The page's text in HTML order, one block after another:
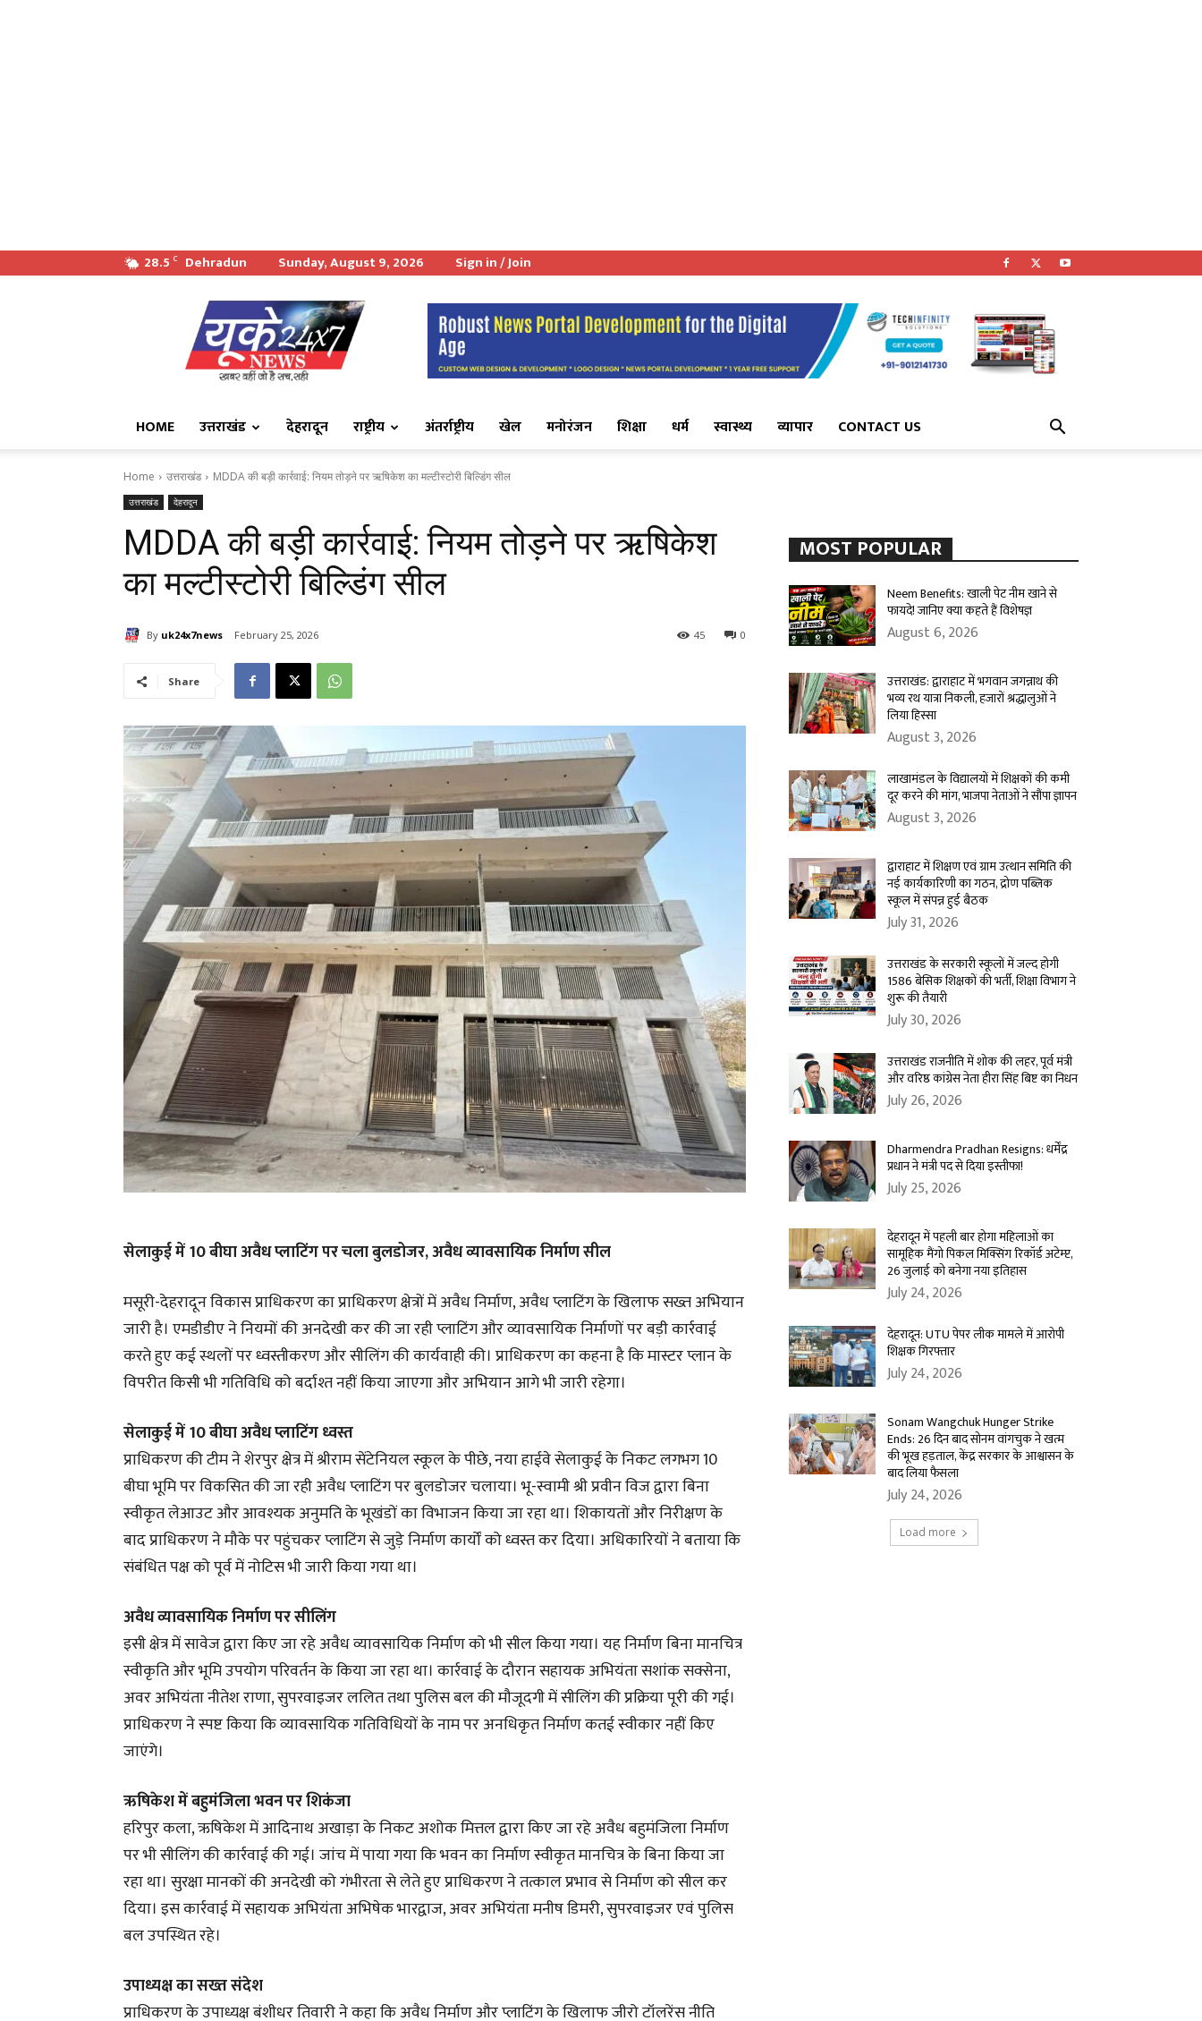
28.5 C Dehradun Sunday, August 9, 2026 Sign in / Join
खबर
वही
जो
सच
HOME उत्तराखंड देहरादून राष्ट्रीय अंतर्राष्ट्रीय खेल मनोरंजन शिक्षा धर्म स्वास्थ्य व्यापार CONTACT US
Home उत्तराखंड MDDA की बड़ी कार्रवाई: नियम तोड़ने पर ऋषिकेश का मल्टीस्टोरी बिल्डिंग सील
उत्तराखंड देहरादून
MDDA की बड़ी कार्रवाई: नियम तोड़ने पर ऋषिकेश
का मल्टीस्टोरी बिल्डिंग सील
By uk24x7news February 25, 2026 0
45
Share
सेलाकुई में 10 बीघा अवैध प्लाटिंग पर चला बुलडोजर, अवैध व्यावसायिक निर्माण सील
मसूरी-देहरादून विकास प्राधिकरण का प्राधिकरण क्षेत्रों में अवैध निर्माण, अवैध प्लाटिंग के खिलाफ सख्त अभियान
जारी है। एमडीडीए ने नियमों की अनदेखी कर की जा रही प्लाटिंग और व्यावसायिक निर्माणों पर बड़ी कार्रवाई
करते हुए कई स्थलों पर ध्वस्तीकरण और सीलिंग की कार्यवाही की। प्राधिकरण का कहना है कि मास्टर प्लान के
विपरीत किसी भी गतिविधि को बर्दाश्त नहीं किया जाएगा और अभियान आगे भी जारी रहेगा।
सेलाकुई में 10 बीघा अवैध प्लाटिंग ध्वस्त
प्राधिकरण की टीम ने शेरपुर क्षेत्र में श्रीराम सेंटेनियल स्कूल के पीछे, नया हाईवे सेलाकुई के निकट लगभग 10
बीघा भूमि पर विकसित की जा रही अवैध प्लाटिंग पर बुलडोजर चलाया। भू-स्वामी श्री प्रवीन विज द्वारा बिना
स्वीकृत लेआउट और आवश्यक अनुमति के भूखंडों का विभाजन किया जा रहा था। शिकायतों और निरीक्षण के
बाद प्राधिकरण ने मौके पर पहुंचकर प्लाटिंग से जुड़े निर्माण कार्यों को ध्वस्त कर दिया। अधिकारियों ने बताया कि
संबंधित पक्ष को पूर्व में नोटिस भी जारी किया गया था।
अवैध व्यावसायिक निर्माण पर सीलिंग
इसी क्षेत्र में सावेज द्वारा किए जा रहे अवैध व्यावसायिक निर्माण को भी सील किया गया। यह निर्माण बिना मानचित्र
स्वीकृति और भूमि उपयोग परिवर्तन के किया जा रहा था। कार्रवाई के दौरान सहायक अभियंता सशांक सक्सेना,
अवर अभियंता नीतेश राणा, सुपरवाइजर ललित तथा पुलिस बल की मौजूदगी में सीलिंग की प्रक्रिया पूरी की गई।
प्राधिकरण ने स्पष्ट किया कि व्यावसायिक गतिविधियों के नाम पर अनधिकृत निर्माण कतई स्वीकार नहीं किए
जाएंगे।
ऋषिकेश में बहुमंजिला भवन पर शिकंजा
हरिपुर कला, ऋषिकेश में आदिनाथ अखाड़ा के निकट अशोक मित्तल द्वारा किए जा रहे अवैध बहुमंजिला निर्माण
पर भी सीलिंग की कार्रवाई की गई। जांच में पाया गया कि भवन का निर्माण स्वीकृत मानचित्र के बिना किया जा
रहा था। सुरक्षा मानकों की अनदेखी को गंभीरता से लेते हुए प्राधिकरण ने तत्काल प्रभाव से निर्माण को सील कर
दिया। इस कार्रवाई में सहायक अभियंता अभिषेक भारद्वाज, अवर अभियंता मनीष डिमरी, सुपरवाइजर एवं पुलिस
बल उपस्थित रहे।
उपाध्यक्ष का सख्त संदेश
प्राधिकरण के उपाध्यक्ष बंशीधर तिवारी ने कहा कि अवैध निर्माण और प्लाटिंग के खिलाफ जीरो टॉलरेंस नीति
MOST POPULAR
Neem Benefits: खाली पेट नीम खाने से
फायदे! जानिए क्या कहते हैं विशेषज्ञ
August 6, 2026
उत्तराखंड: द्वाराहाट में भगवान जगन्नाथ की
भव्य रथ यात्रा निकली, हजारों श्रद्धालुओं ने
लिया हिस्सा
August 3, 2026
लाखामंडल के विद्यालयों में शिक्षकों की कमी
दूर करने की मांग, भाजपा नेताओं ने सौंपा ज्ञापन
August 3, 2026
द्वाराहाट में शिक्षण एवं ग्राम उत्थान समिति की
नई कार्यकारिणी का गठन, द्रोण पब्लिक
स्कूल में संपन्न हुई बैठक
July 31, 2026
उत्तराखंड के सरकारी स्कूलों में जल्द होगी
1586 बेसिक शिक्षकों की भर्ती, शिक्षा विभाग ने
शुरू की तैयारी
July 30, 2026
उत्तराखंड राजनीति में शोक की लहर, पूर्व मंत्री
और वरिष्ठ कांग्रेस नेता हीरा सिंह बिष्ट का निधन
July 26, 2026
Dharmendra Pradhan Resigns: धर्मेंद्र
प्रधान ने मंत्री पद से दिया इस्तीफा!
July 25, 2026
देहरादून में पहली बार होगा महिलाओं का
सामूहिक मैंगो पिकल मिक्सिंग रिकॉर्ड अटेम्प्ट,
26 जुलाई को बनेगा नया इतिहास
July 24, 2026
देहरादून: UTU पेपर लीक मामले में आरोपी
शिक्षक गिरफ्तार
July 24, 2026
Sonam Wangchuk Hunger Strike
Ends: 26 दिन बाद सोनम वांगचुक ने खत्म
की भूख हड़ताल, केंद्र सरकार के आश्वासन के
बाद लिया फैसला
July 24, 2026
Load more